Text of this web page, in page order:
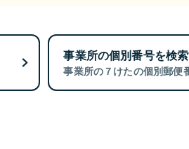
事業所の個別番号を検
事業所の７けたの個別郵便